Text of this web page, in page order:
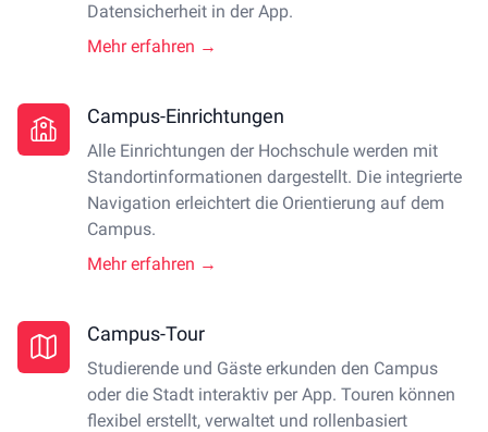
Datensicherheit in der App.
Mehr erfahren →
Campus-Einrichtungen
Alle Einrichtungen der Hochschule werden mit
Standortinformationen dargestellt. Die integrierte
Navigation erleichtert die Orientierung auf dem
Campus.
Mehr erfahren →
Campus-Tour
Studierende und Gäste erkunden den Campus
oder die Stadt interaktiv per App. Touren können
flexibel erstellt, verwaltet und rollenbasiert